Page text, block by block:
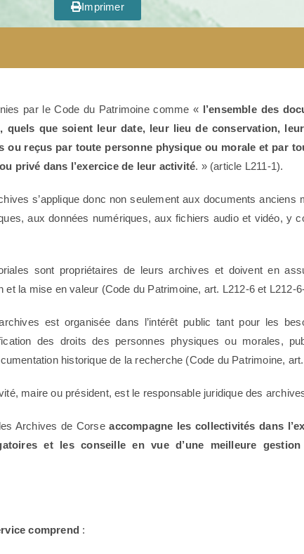
Imprimer
par le Code du Patrimoine comme « l’ensemble des
quels que soient leur date, leur lieu de conservation,
ou reçus par toute personne physique ou morale et par
privé dans l’exercice de leur activité. » (article L211-1).
s’applique donc non seulement aux documents anciens
aux données numériques, aux fichiers audio et vidéo, y
sont propriétaires de leurs archives et doivent en
et la mise en valeur (Code du Patrimoine, art. L212-6 et L212-
est organisée dans l’intérêt public tant pour les
des droits des personnes physiques ou morales,
historique de la recherche (Code du Patrimoine,
maire ou président, est le responsable juridique des
Archives de Corseaccompagne les collectivités dans
et les conseille en vue d’une meilleure
comprend :